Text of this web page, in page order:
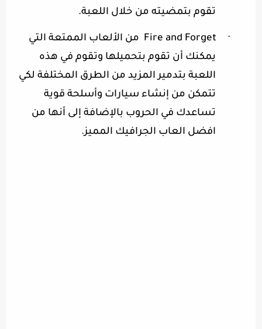
تقوم بتمضيته من خلال اللعبة.
·
Fire and Forget من الألعاب الممتعة التي
يمكنك أن تقوم بتحميلها وتقوم في هذه
اللعبة بتدمير المزيد من الطرق المختلفة لكي
تتمكن من إنشاء سيارات وأسلحة قوية
تساعدك في الحروب بالإضافة إلى أنها من
افضل العاب الجرافيك المميز.